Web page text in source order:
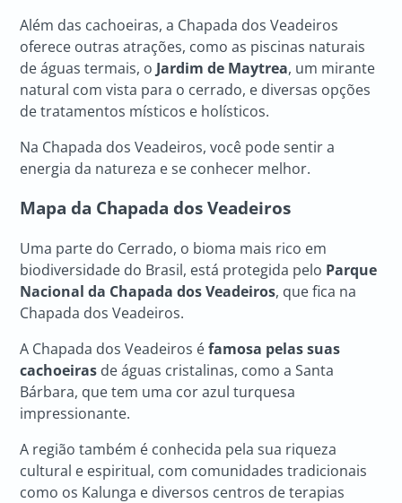
Além das cachoeiras, a Chapada dos Veadeiros
oferece outras atrações, como as piscinas naturais
de águas termais, o Jardim de Maytrea, um mirante
natural com vista para o cerrado, e diversas opções
de tratamentos místicos e holísticos.
Na Chapada dos Veadeiros, você pode sentir a
energia da natureza e se conhecer melhor.
Mapa da Chapada dos Veadeiros
Uma parte do Cerrado, o bioma mais rico em
biodiversidade do Brasil, está protegida pelo Parque
Nacional da Chapada dos Veadeiros, que fica na
Chapada dos Veadeiros.
A Chapada dos Veadeiros éfamosa pelas suas
cachoeiras de águas cristalinas, como a Santa
Bárbara, que tem uma cor azul turquesa
impressionante.
A região também é conhecida pela sua riqueza
cultural e espiritual, com comunidades tradicionais
como os Kalunga e diversos centros de terapias